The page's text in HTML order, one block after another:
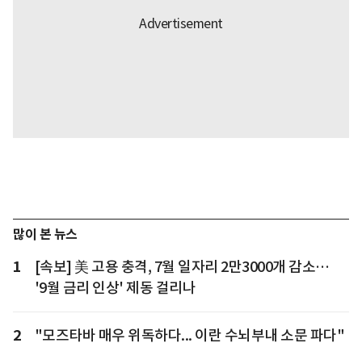
많이 본 뉴스
1
[속보] 美 고용 충격, 7월 일자리 2만3000개 감소…
'9월 금리 인상' 제동 걸리나
2 "모즈타바 매우 위독하다... 이란 수뇌부내 소문 파다"